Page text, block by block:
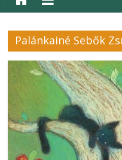
Palánkainé Sebők